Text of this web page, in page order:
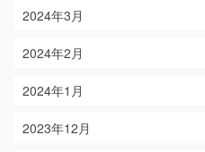
2024年3月
2024年2月
2024年1月
2023年12月